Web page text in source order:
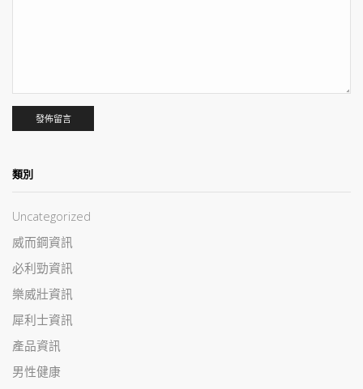
類別
Uncategorized
威而鋼資訊
必利勁資訊
樂威壯資訊
犀利士資訊
產品資訊
男性健康